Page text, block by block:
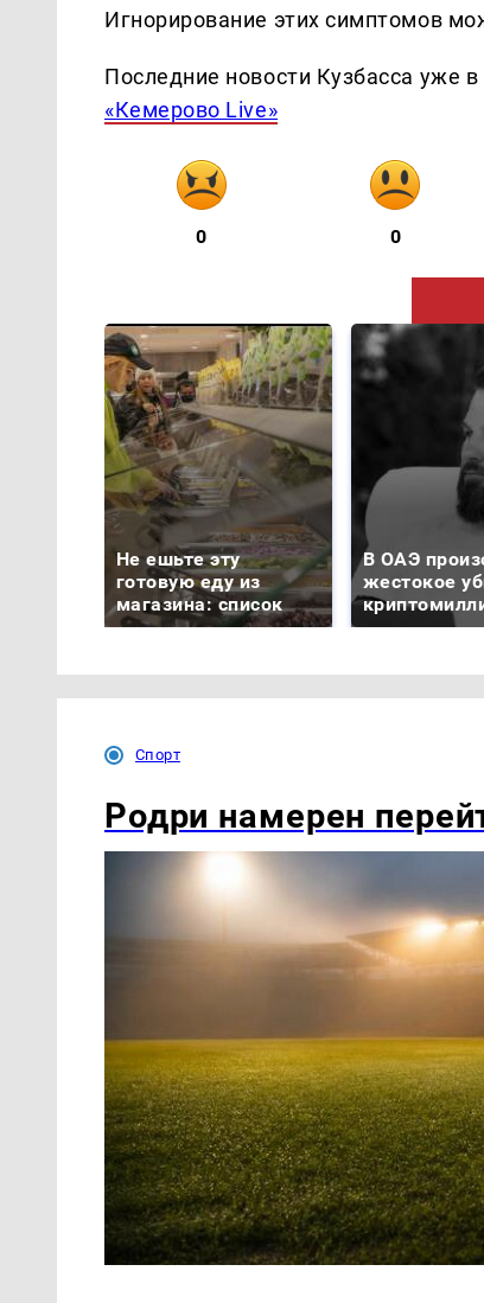
Игнорирование этих симптомов
Последние новости Кузбасса уже
«Кемерово Live»
0 0
Не ешьте эту
готовую еду из
магазина: список
В ОАЭ
жестокое
Спорт
Родри намерен